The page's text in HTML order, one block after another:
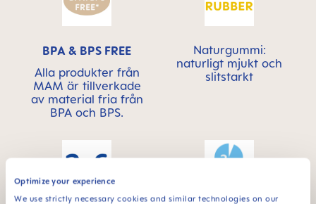
Optimize your experience
We use strictly necessary cookies and similar technologies on our
BPA & BPS FREE
Alla produkter från
MAM är tillverkade
av material fria från
BPA och BPS.
Naturgummi:
naturligt mjukt och
slitstarkt